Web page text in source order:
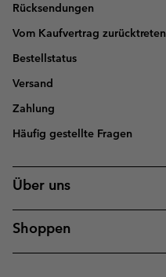
Rücksendungen
Vom Kaufvertrag zurücktreten
Bestellstatus
Versand
Zahlung
Häufig gestellte Fragen
Über uns
Shoppen